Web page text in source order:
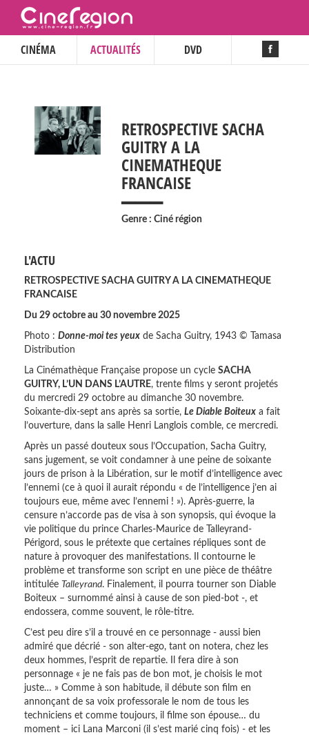
CINÉMA ACTUALITÉS DVD
RETROSPECTIVE SACHA
GUITRY A LA
CINEMATHEQUE
FRANCAISE
___
Genre : Ciné région
L'ACTU
RETROSPECTIVE SACHA GUITRY A LA CINEMATHEQUE
FRANCAISE
Du 29 octobre au 30 novembre 2025
Photo : Donne-moi tes yeux de Sacha Guitry, 1943 © Tamasa
Distribution
La Cinémathèque Française propose un cycle SACHA
GUITRY, L’UN DANS L’AUTRE, trente films y seront projetés
du mercredi 29 octobre au dimanche 30 novembre.
Soixante-dix-sept ans après sa sortie, Le Diable Boiteux a fait
l’ouverture, dans la salle Henri Langlois comble, ce mercredi.
Après un passé douteux sous l’Occupation, Sacha Guitry,
sans jugement, se voit condamner à une peine de soixante
jours de prison à la Libération, sur le motif d’intelligence avec
l’ennemi (ce à quoi il aurait répondu « de l’intelligence j’en ai
toujours eue, même avec l’ennemi ! »). Après-guerre, la
censure n’accorde pas de visa à son synopsis, qui évoque la
vie politique du prince Charles-Maurice de Talleyrand-
Périgord, sous le prétexte que certaines répliques sont de
nature à provoquer des manifestations. Il contourne le
problème et transforme son script en une pièce de théâtre
intitulée Talleyrand. Finalement, il pourra tourner son Diable
Boiteux – surnommé ainsi à cause de son pied-bot -, et
endossera, comme souvent, le rôle-titre.
C’est peu dire s’il a trouvé en ce personnage - aussi bien
admiré que décrié - son alter-ego, tant on notera, chez les
deux hommes, l’esprit de repartie. Il fera dire à son
personnage « je ne fais pas de bon mot, je choisis le mot
juste… » Comme à son habitude, il débute son film en
annonçant de sa voix professorale le nom de tous les
techniciens et comme toujours, il filme son épouse… du
moment – ici Lana Marconi (il s’est marié cinq fois) - et les